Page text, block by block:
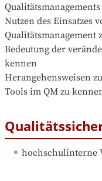
Nutzen des Einsatzes
Qualitätsmanagement
Bedeutung der
kennen
Herangehensweisen
Tools im QM zu
hochschulinterne